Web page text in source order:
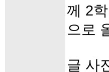
께 2
으로
글 사